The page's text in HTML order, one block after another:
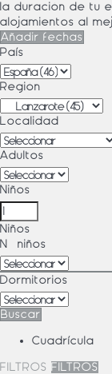
la duración de tu
alojamientos al
Añadir fechas
País
Región
Localidad
Adultos
Niños
Niños
Nº niños
Dormitorios
Buscar
Cuadrícula
FILTROS FILTROS